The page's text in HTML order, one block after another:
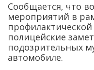
Сообщается, что
мероприятий в
полицейские
подозрительных
автомобиле.